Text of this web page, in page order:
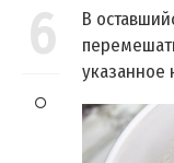
6
В
указанное